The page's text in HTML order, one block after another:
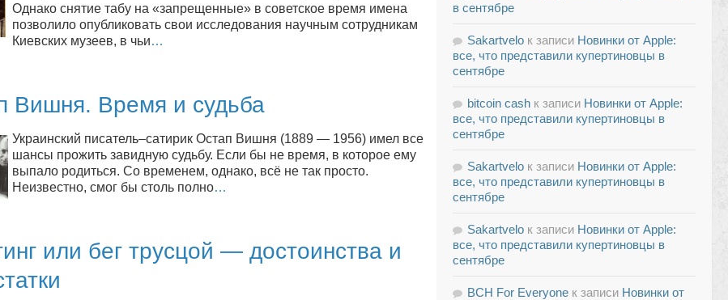
Однако снятие табу на «запрещенные» в советское время имена
позволило опубликовать свои исследования научным сотрудникам
Киевских музеев, в чьи…
Вишня. Время и судьба
Украинский писатель–сатирик Остап Вишня (1889 — 1956) имел все
шансы прожить завидную судьбу. Если бы не время, в которое ему
выпало родиться. Со временем, однако, всё не так просто.
Неизвестно, смог бы столь полно…
или бег трусцой — достоинства и
в сентябре
Sakartvelo к записи Новинки от Apple:
все, что представили купертиновцы в
сентябре
bitcoin cash к записи Новинки от Apple:
все, что представили купертиновцы в
сентябре
Sakartvelo к записи Новинки от Apple:
все, что представили купертиновцы в
сентябре
Sakartvelo к записи Новинки от Apple:
все, что представили купертиновцы в
сентябре
BCH For Everyone к записи Новинки от